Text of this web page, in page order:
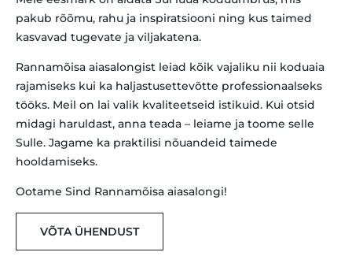
pakub rõõmu, rahu ja inspiratsiooni ning kus taimed
kasvavad tugevate ja viljakatena.
Rannamõisa aiasalongist leiad kõik vajaliku nii koduaia
rajamiseks kui ka haljastusettevõtte professionaalseks
tööks. Meil on lai valik kvaliteetseid istikuid. Kui otsid
midagi haruldast, anna teada – leiame ja toome selle
Sulle. Jagame ka praktilisi nõuandeid taimede
hooldamiseks.
Ootame Sind Rannamõisa aiasalongi!
VÕTA ÜHENDUST